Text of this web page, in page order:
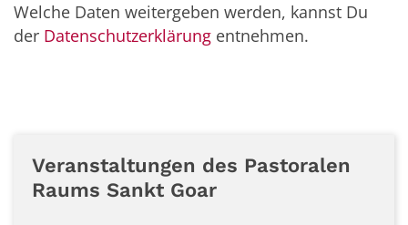
Welche Daten weitergeben werden, kannst Du
der Datenschutzerklärung entnehmen.
Veranstaltungen des Pastoralen
Raums Sankt Goar